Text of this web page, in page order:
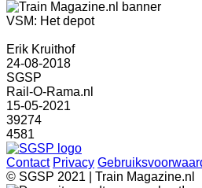
VSM: Het depot
Erik Kruithof
24-08-2018
SGSP
Rail-O-Rama.nl
15-05-2021
39274
4581
Contact Privacy
© SGSP 2021 | Train Magazine.nl